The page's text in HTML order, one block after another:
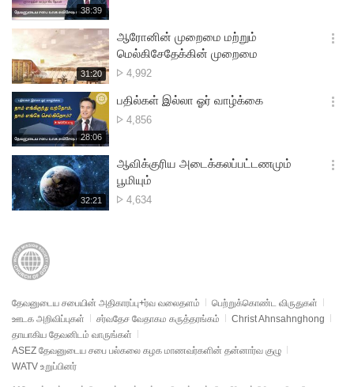
재
생
시
38:39
기
재
생
시
간
31:20
ஆரோனின் முறைமை மற்றும்
மெல்கிசேதேக்கின் முறைமை
பார்த்த
4,992
옵
기
재
생
시
간
28:06
பதில்கள் இல்லா ஓர் வாழ்க்கை
பார்த்த
4,856
옵
기
재
생
32:21
ஆவிக்குரிய அடைக்கலப்பட்டணமும்
பூமியும்
பார்த்த
4,634
옵
தேவனுடைய சபையின் அதிகாரப்பு+ர்வ வலைதளம்
பெற்றுக்கொண்ட விருதுகள்
ஊடக அறிவிப்புகள்
சர்வதேச வேதாகம கருத்தரங்கம்
Christ Ahnsahnghong
தாயாகிய தேவனிடம் வாருங்கள்
ASEZ தேவனுடைய சபை பல்கலை கழக மாணவர்களின் தன்னார்வ குழு
WATV உறுப்பினர்